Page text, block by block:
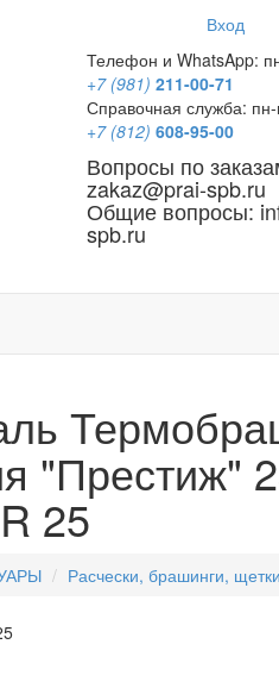
Вход
Телефон и WhatsApp:
+7 (981) 211-00-71
Справочная служба:
+7 (812) 608-95-00
Вопросы по
zakaz@prai-spb.ru
Общие вопросы:
spb.ru
"Престиж"
25
Расчески, брашинги, щетки